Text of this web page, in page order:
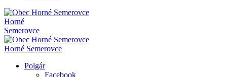
Horné
Semerovce
Horné Semerovce
Polgár
Facebook